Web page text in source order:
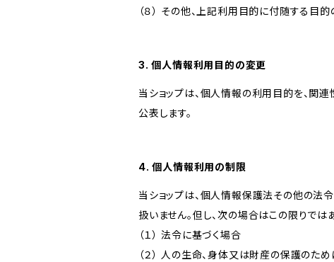
（８） その他、上記利用目的に付随する目的
3. 個人情報利用目的の変更
当ショップは、個人情報の利用目的を、関
公表します。
4. 個人情報利用の制限
当ショップは、個人情報保護法その他の法
扱いません。但し、次の場合はこの限りでは
（１） 法令に基づく場合
（２） 人の生命、身体又は財産の保護のた